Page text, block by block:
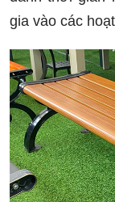
gia vào các